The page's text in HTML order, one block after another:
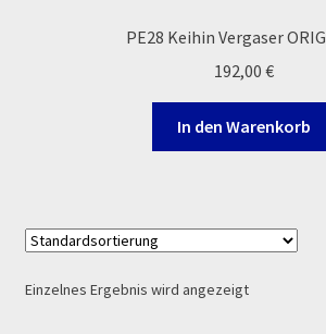
Ersatzteile PitbikePE28 Keihin Vergaser
192,00 €
In den Warenkorb
Einzelnes Ergebnis wird angezeigt